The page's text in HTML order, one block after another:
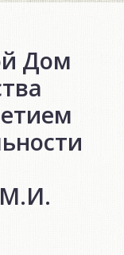
Дом
М.И.